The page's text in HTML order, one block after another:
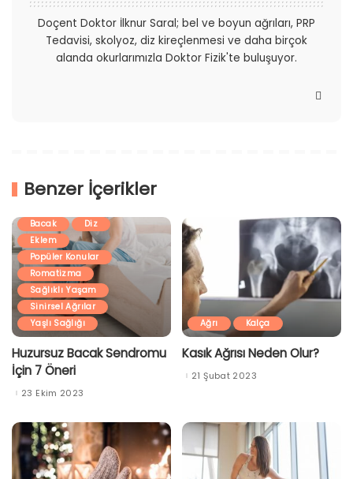
Doçent Doktor İlknur Saral; bel ve boyun ağrıları, PRP
Tedavisi, skolyoz, diz kireçlenmesi ve daha birçok
alanda okurlarımızla Doktor Fizik'te buluşuyor.
Benzer İçerikler
Bacak
Diz
Eklem
Popüler Konular
Romatizma
Sağlıklı Yaşam
Sinirsel Ağrılar
Yaşlı Sağlığı
Huzursuz Bacak Sendromu
İçin 7 Öneri
23 Ekim 2023
Ağrı Kalça
Kasık Ağrısı Neden Olur?
21 Şubat 2023